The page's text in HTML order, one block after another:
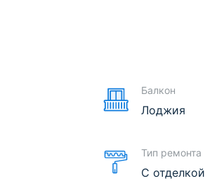
Балкон
Лоджия
Тип ремонта
С отделкой